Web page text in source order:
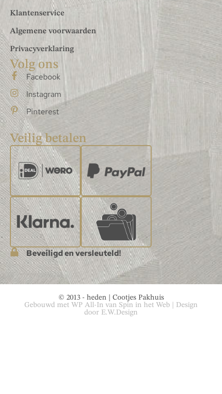
Klantenservice
Algemene voorwaarden
Privacyverklaring
Volg ons
Facebook
Instagram
Pinterest
Veilig betalen
Beveiligd en versleuteld!
© 2013 - heden | Cootjes Pakhuis
Gebouwd met WP All-In van Spin in het Web | Design
door E.W.Design